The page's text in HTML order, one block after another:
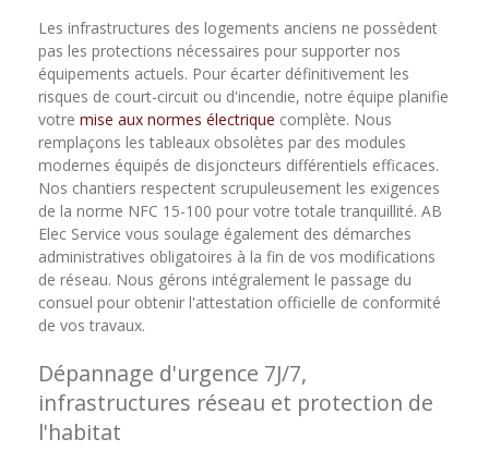
Les infrastructures des logements anciens ne possèdent
pas les protections nécessaires pour supporter nos
équipements actuels. Pour écarter définitivement les
risques de court-circuit ou d'incendie, notre équipe planifie
votre mise aux normes électrique complète. Nous
remplaçons les tableaux obsolètes par des modules
modernes équipés de disjoncteurs différentiels efficaces.
Nos chantiers respectent scrupuleusement les exigences
de la norme NFC 15-100 pour votre totale tranquillité. AB
Elec Service vous soulage également des démarches
administratives obligatoires à la fin de vos modifications
de réseau. Nous gérons intégralement le passage du
consuel pour obtenir l'attestation officielle de conformité
de vos travaux.
Dépannage d'urgence 7J/7,
infrastructures réseau et protection de
l'habitat